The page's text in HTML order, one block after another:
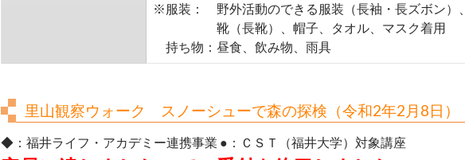
※服装： 野外活動のできる服装（長袖・長ズボン）、
靴（長靴）、帽子、タオル、マスク着用
持ち物：昼食、飲み物、雨具
里山観察ウォーク スノーシューで森の探検（令和2年2月8日）
◆：福井ライフ・アカデミー連携事業 ●：ＣＳＴ（福井大学）対象講座